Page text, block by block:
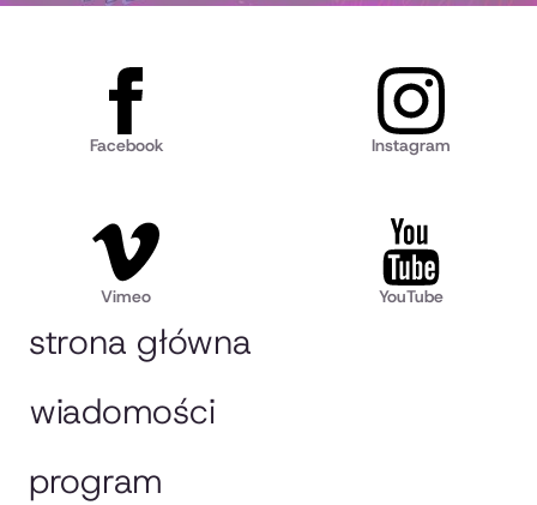
strona główna
wiadomości
program
Facebook Instagram
Vimeo YouTube